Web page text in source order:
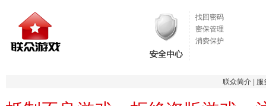
找回密码
密保管理
消费保护
联众简介| 服